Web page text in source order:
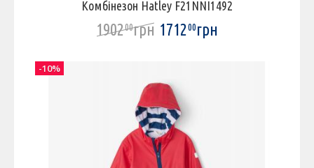
Комбінезон Hatley F21NNI1492
190200грн 171200грн
-10%